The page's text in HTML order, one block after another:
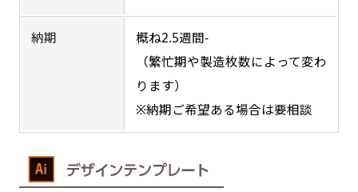
納期
概ね2.5週間-
（繁忙期や製造枚数によって変わ
ります）
※納期ご希望ある場合は要相談
4mまたは5mのポールが必要です。
掛け軸のように吊り下げ式にします。上部に棒袋
4mまたは5mのポールが必要です。
掛け軸のように吊り下げ式にします。上部に棒袋